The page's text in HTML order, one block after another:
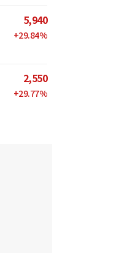
5,940
+29.84%
2,550
+29.77%